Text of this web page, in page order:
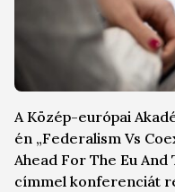
A Közép-európai
én „Federalism Vs
Ahead For The Eu
címmel konferenciát